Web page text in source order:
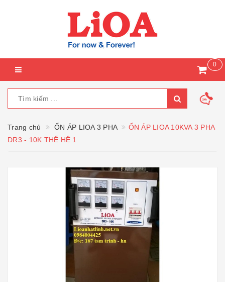
0
Trang chủ ỔN ÁP LIOA 3 PHA
ỔN ÁP LIOA 10KVA 3 PHA
DR3 - 10K THẾ HỆ 1